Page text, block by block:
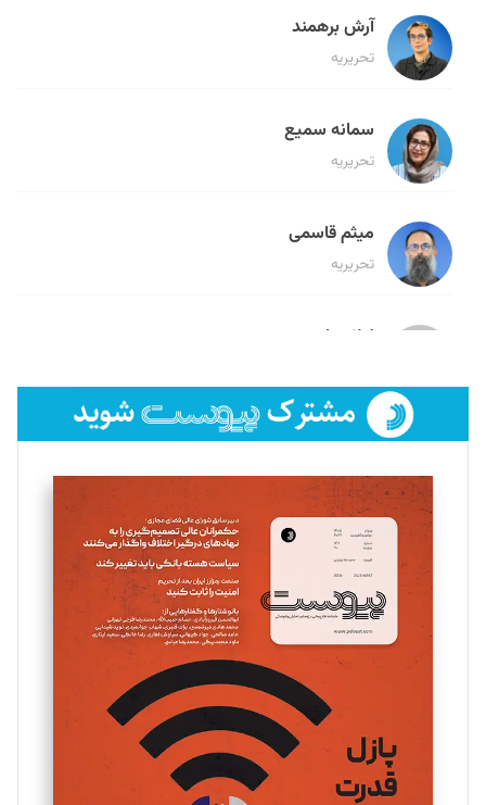
آرش برهمند
تحریریه
سمانه سمیع
تحریریه
میثم قاسمی
تحریریه
لیلا حنارود
فائزه فتحی رستمی
تحریریه
سروش کرمیان
تحریریه
مینا پاکدل
یسنا امان‌پور
تحریریه